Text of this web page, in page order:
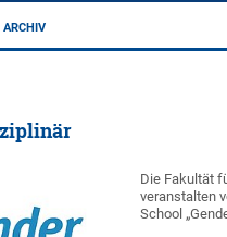
ARCHIV
Die Fakultät
veranstalten
School